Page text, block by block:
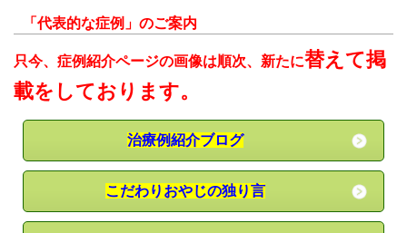
「代表的な症例」のご案内
只今、症例紹介ページの画像は順次、新たに替えて掲
載をしております。
治療例紹介ブログ
こだわりおやじの独り言